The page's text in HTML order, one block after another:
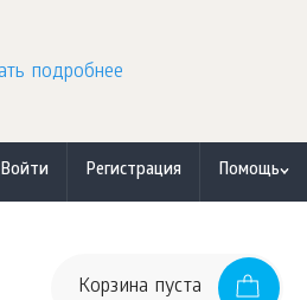
подробнее
Войти Регистрация Помощь
Корзина пуста